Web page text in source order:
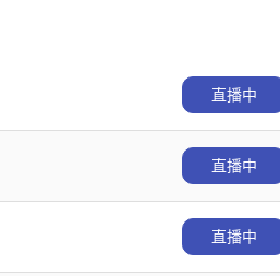
直播中
直播中
直播中